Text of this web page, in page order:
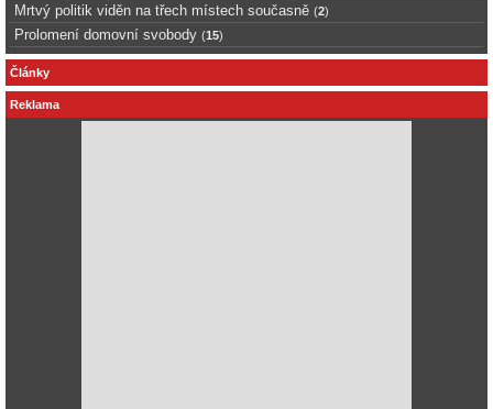
Mrtvý politik viděn na třech místech současně (2)
Prolomení domovní svobody (15)
Články
Reklama